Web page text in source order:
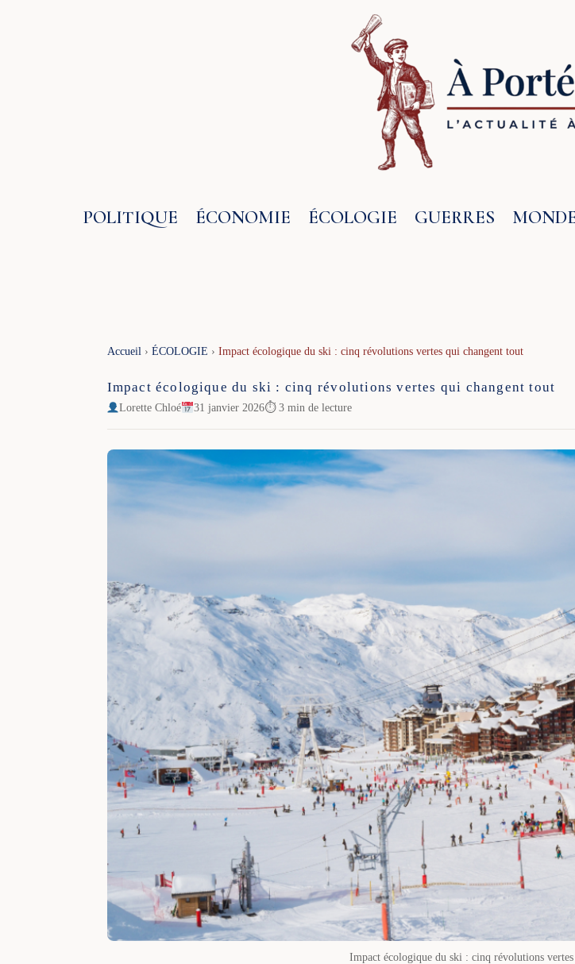
POLITIQUE ÉCONOMIE ÉCOLOGIE GUERRES
Accueil › ÉCOLOGIE › Impact écologique du ski : cinq révolutions vertes qui changent tout
Impact écologique du ski : cinq révolutions vertes qui changent tout
Lorette Chloé 31 janvier 2026⏱ 3 min de lecture
Impact écologique du ski : cinq révolutions